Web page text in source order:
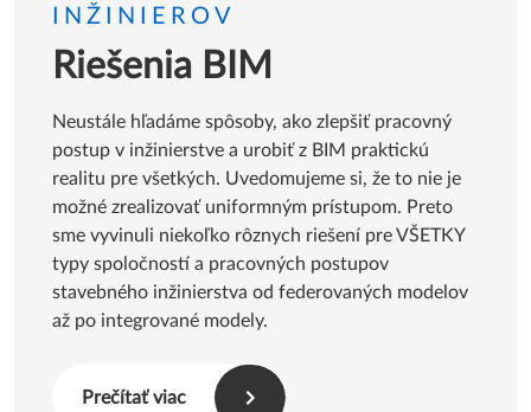
INŽINIEROV
Riešenia BIM
Neustále hľadáme spôsoby, ako zlepšiť pracovný
postup v inžinierstve a urobiť z BIM praktickú
realitu pre všetkých. Uvedomujeme si, že to nie je
možné zrealizovať uniformným prístupom. Preto
sme vyvinuli niekoľko rôznych riešení pre VŠETKY
typy spoločností a pracovných postupov
stavebného inžinierstva od federovaných modelov
až po integrované modely.
Prečítať viac